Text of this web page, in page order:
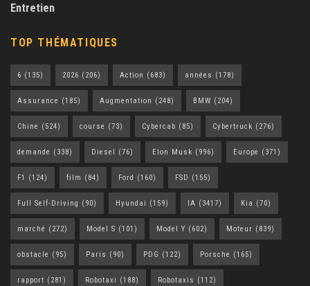
Entretien
TOP THÉMATIQUES
6 (135) 2026 (206) Action (683) années (178)
Assurance (185) Augmentation (248) BMW (204)
Chine (524) course (73) Cybercab (85) Cybertruck (276)
demande (338) Diesel (76) Elon Musk (996) Europe (371)
F1 (124) film (84) Ford (160) FSD (155)
Full Self-Driving (90) Hyundai (159) IA (3417) Kia (70)
marché (272) Model S (101) Model Y (602) Moteur (839)
obstacle (95) Paris (90) PDG (122) Porsche (165)
rapport (281) Robotaxi (188) Robotaxis (112)